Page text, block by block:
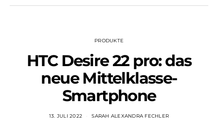
PRODUKTE
HTC Desire 22 pro: das
neue Mittelklasse-
Smartphone
13. JULI 2022 SARAH ALEXANDRA FECHLER